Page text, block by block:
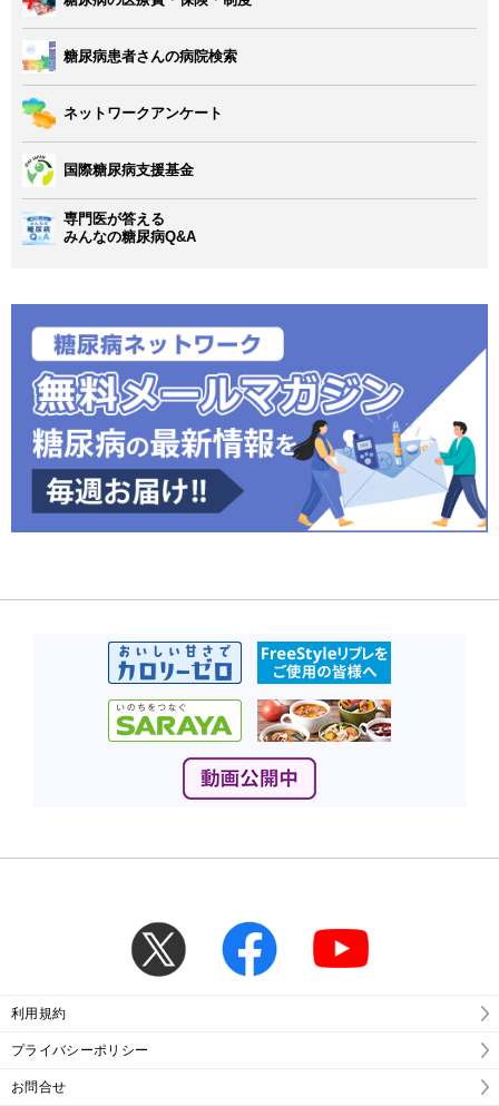
糖尿病患者さんの病院検索
ネットワークアンケート
国際糖尿病支援基金
専門医が答える
みんなの糖尿病Q&A
利用規約
プライバシーポリシー
お問合せ